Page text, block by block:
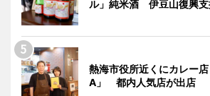
ル」純米酒 伊豆山復興支
熱海市役所近くにカレー
A」 都内人気店が出店